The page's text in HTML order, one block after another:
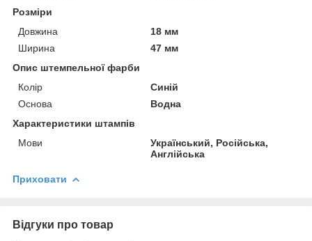
Розміри
Довжина
18 мм
Ширина
47 мм
Опис штемпельної фарби
Колір
Синій
Основа
Водна
Характеристики штампів
Мови
Український, Російська,
Англійська
Приховати
Відгуки про товар